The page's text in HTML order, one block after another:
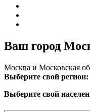
Ваш город
Москва и Московская
Выберите свой регион:
Выберите свой